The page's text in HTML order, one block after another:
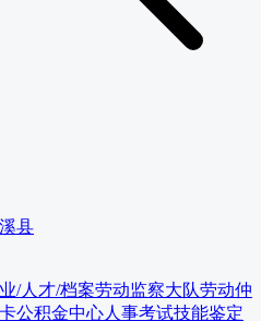
县
/人才/档案劳动监察大队劳动仲
公积金中心人事考试技能鉴定